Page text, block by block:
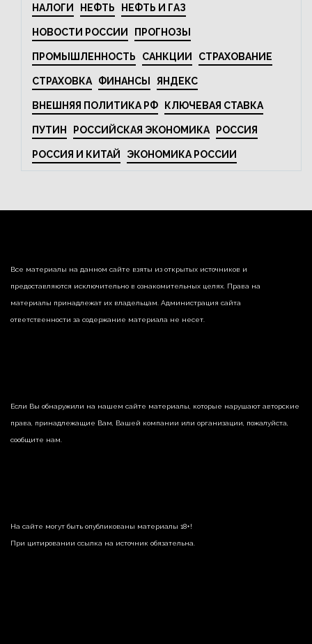
НАЛОГИ НЕФТЬ НЕФТЬ И ГАЗ
НОВОСТИ РОССИИ ПРОГНОЗЫ
ПРОМЫШЛЕННОСТЬ САНКЦИИ СТРАХОВАНИЕ
СТРАХОВКА ФИНАНСЫ ЯНДЕКС
ВНЕШНЯЯ ПОЛИТИКА РФ КЛЮЧЕВАЯ СТАВКА
ПУТИН РОССИЙСКАЯ ЭКОНОМИКА РОССИЯ
РОССИЯ И КИТАЙ ЭКОНОМИКА РОССИИ
Все материалы на данном сайте взяты из открытых источников и
предоставляются исключительно в ознакомительных целях. Права на
материалы принадлежат их владельцам. Администрация сайта
ответственности за содержание материала не несет.
Если Вы обнаружили на нашем сайте материалы, которые нарушают авторские
права, принадлежащие Вам, Вашей компании или организации, пожалуйста,
сообщите нам.
На сайте могут быть опубликованы материалы 18+!
При цитировании ссылка на источник обязательна.